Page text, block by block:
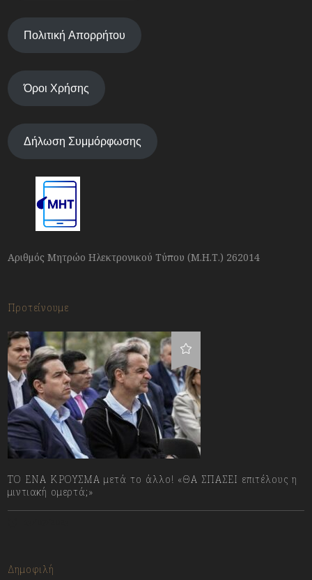
Πολιτική Απορρήτου
Όροι Χρήσης
Δήλωση Συμμόρφωσης
Αριθμός Μητρώο Ηλεκτρονικού Τύπου (Μ.Η.Τ.) 262014
Προτείνουμε
ΤΟ ΕΝΑ ΚΡΟΥΣΜΑ μετά το άλλο! «ΘΑ ΣΠΑΣΕΙ επιτέλους η
μιντιακή ομερτά;»
Δημοφιλή